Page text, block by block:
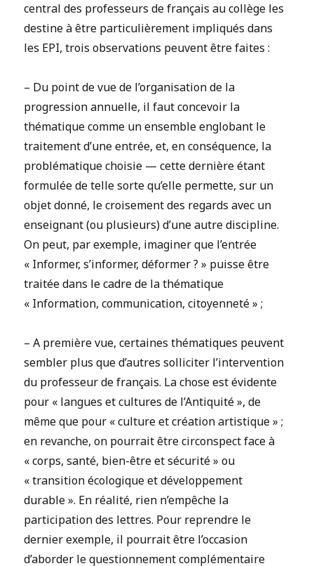
central des professeurs de français au collège les
destine à être particulièrement impliqués dans
les EPI, trois observations peuvent être faites :
– Du point de vue de l’organisation de la
progression annuelle, il faut concevoir la
thématique comme un ensemble englobant le
traitement d’une entrée, et, en conséquence, la
problématique choisie — cette dernière étant
formulée de telle sorte qu’elle permette, sur un
objet donné, le croisement des regards avec un
enseignant (ou plusieurs) d’une autre discipline.
On peut, par exemple, imaginer que l’entrée
« Informer, s’informer, déformer ? » puisse être
traitée dans le cadre de la thématique
« Information, communication, citoyenneté » ;
– A première vue, certaines thématiques peuvent
sembler plus que d’autres solliciter l’intervention
du professeur de français. La chose est évidente
pour « langues et cultures de l’Antiquité », de
même que pour « culture et création artistique » ;
en revanche, on pourrait être circonspect face à
« corps, santé, bien-être et sécurité » ou
« transition écologique et développement
durable ». En réalité, rien n’empêche la
participation des lettres. Pour reprendre le
dernier exemple, il pourrait être l’occasion
d’aborder le questionnement complémentaire